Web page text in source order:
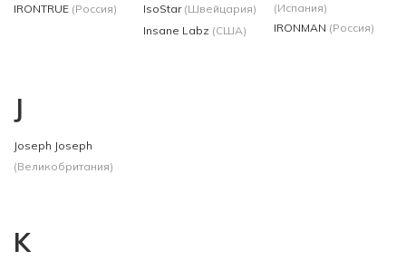
IRONTRUE (Россия)
IsoStar (Швейцария)
Insane Labz (США)
(Испания)
IRONMAN (Россия)
J
Joseph Joseph
(Великобритания)
K